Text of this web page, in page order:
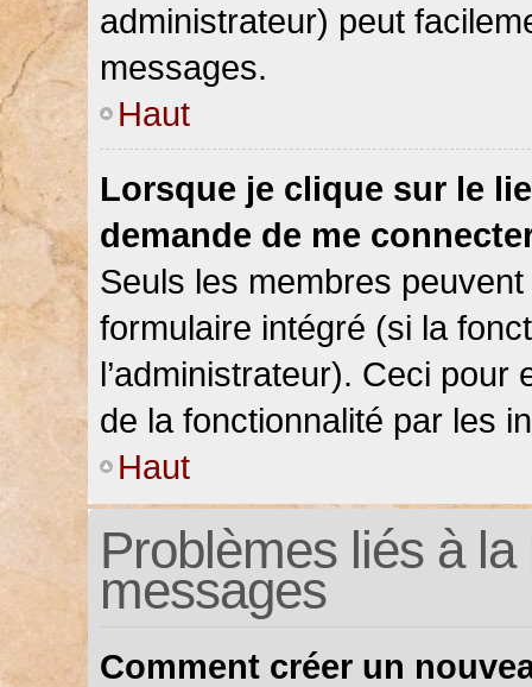
administrateur) peut
messages.
Haut
Lorsque je clique sur le
demande de me
Seuls les membres
formulaire intégré (si la
l’administrateur). Ceci pour
de la fonctionnalité par les
Haut
Problèmes liés à
messages
Comment créer un